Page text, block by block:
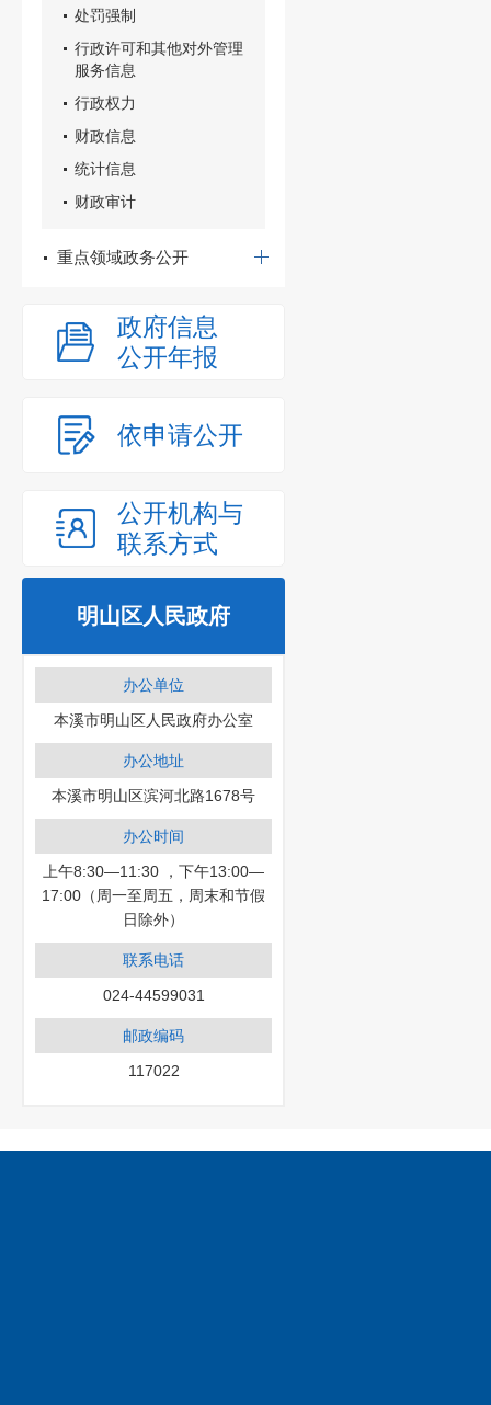
处罚强制
行政许可和其他对外管理
服务信息
行政权力
财政信息
统计信息
财政审计
重点领域政务公开
政府信息
公开年报
依申请公开
公开机构与
联系方式
明山区人民政府
办公单位
本溪市明山区人民政府办公室
办公地址
本溪市明山区滨河北路1678号
办公时间
上午8:30—11:30 ，下午13:00—
17:00（周一至周五，周末和节假
日除外）
联系电话
024-44599031
邮政编码
117022